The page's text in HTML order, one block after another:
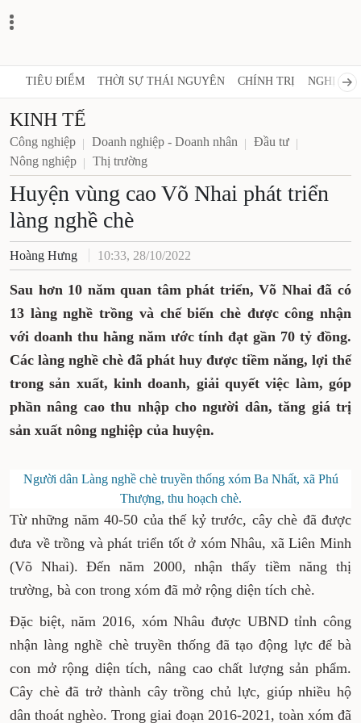
TIÊU ĐIỂM THỜI SỰ THÁI NGUYÊN CHÍNH TRỊ NGHỊ
KINH TẾ
Công nghiệp Doanh nghiệp - Doanh nhân
Đầu tư
Nông nghiệp
Thị trường
Huyện vùng cao Võ Nhai phát triển
làng nghề chè
Hoàng Hưng 10:33, 28/10/2022
Sau hơn 10 năm quan tâm phát triển, Võ Nhai đã có
13 làng nghề trồng và chế biến chè được công nhận
với doanh thu hằng năm ước tính đạt gần 70 tỷ đồng.
Các làng nghề chè đã phát huy được tiềm năng, lợi thế
trong sản xuất, kinh doanh, giải quyết việc làm, góp
phần nâng cao thu nhập cho người dân, tăng giá trị
sản xuất nông nghiệp của huyện.
Người dân Làng nghề chè truyền thống xóm Ba Nhất, xã Phú
Thượng, thu hoạch chè.
Từ những năm 40-50 của thế kỷ trước, cây chè đã được
đưa về trồng và phát triển tốt ở xóm Nhâu, xã Liên Minh
(Võ Nhai). Đến năm 2000, nhận thấy tiềm năng thị
trường, bà con trong xóm đã mở rộng diện tích chè.
Đặc biệt, năm 2016, xóm Nhâu được UBND tỉnh công
nhận làng nghề chè truyền thống đã tạo động lực để bà
con mở rộng diện tích, nâng cao chất lượng sản phẩm.
Cây chè đã trở thành cây trồng chủ lực, giúp nhiều hộ
dân thoát nghèo. Trong giai đoạn 2016-2021, toàn xóm đã